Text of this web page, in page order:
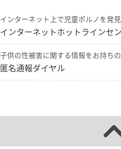
インターネット上で児童ポルノを発
インターネットホットラインセ
子供の性被害に関する情報をお持ち
匿名通報ダイヤル